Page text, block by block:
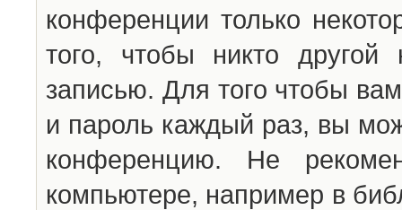
конференции только
того, чтобы никто другой
записью. Для того чтобы
и пароль каждый раз, вы
конференцию. Не
компьютере, например в